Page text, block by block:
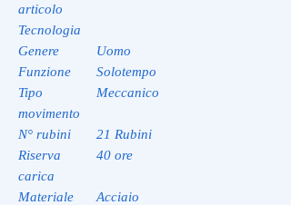
articolo
Tecnologia
Genere
Uomo
Funzione
Solotempo
Tipo
movimento
Meccanico
N° rubini
21 Rubini
Riserva
carica
40 ore
Materiale
Acciaio